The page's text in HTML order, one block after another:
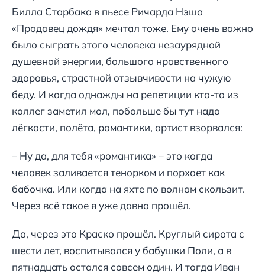
Билла Старбака в пьесе Ричарда Нэша
«Продавец дождя» мечтал тоже. Ему очень важно
было сыграть этого человека незаурядной
душевной энергии, большого нравственного
здоровья, страстной отзывчивости на чужую
беду. И когда однажды на репетиции кто-то из
коллег заметил мол, побольше бы тут надо
лёгкости, полёта, романтики, артист взорвался:
– Ну да, для тебя «романтика» – это когда
человек заливается тенорком и порхает как
бабочка. Или когда на яхте по волнам скользит.
Через всё такое я уже давно прошёл.
Да, через это Краско прошёл. Круглый сирота с
шести лет, воспитывался у бабушки Поли, а в
пятнадцать остался совсем один. И тогда Иван